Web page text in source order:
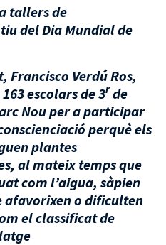
tallers de
del Dia Mundial de
Francisco Verdú Ros,
escolars de 3rde
Nou per a participar
perquè els
plantes
al mateix temps que
com l’aigua, sàpien
afavorixen o dificulten
el classificat de